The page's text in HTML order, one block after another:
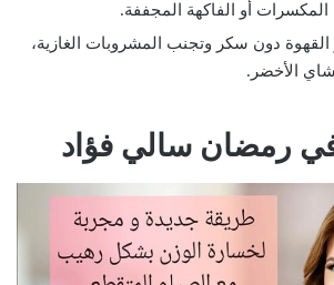
المكسرات أو الفاكهة المجففة.
دون سكر وتجنب المشروبات الغازية،
الأخضر.
رمضان سالي فؤاد